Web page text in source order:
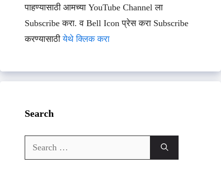
पाहण्यासाठी आमच्या YouTube Channel ला
Subscribe करा. व Bell Icon प्रेस करा Subscribe
करण्यासाठीयेथे क्लिक करा
Search
Search
for: